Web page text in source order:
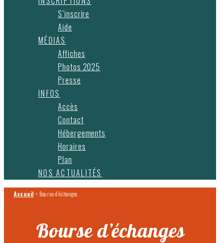
S’inscrire
Aide
MÉDIAS
Affiches
Photos 2025
Presse
INFOS
Accès
Contact
Hébergements
Horaires
Plan
NOS ACTUALITÉS
Accueil > Bourse d’échanges
Bourse d’échanges